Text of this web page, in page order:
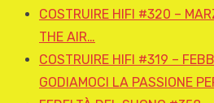
COSTRUIRE HIFI #320 –
THE AIR…
COSTRUIRE HIFI #319 –
GODIAMOCI LA PASSIONE